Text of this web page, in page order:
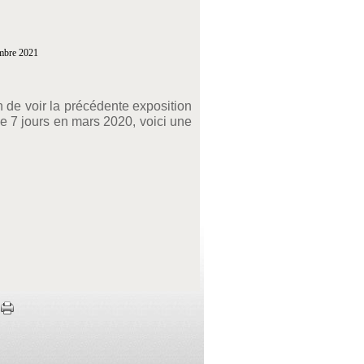
de voir la précédente exposition
7 jours en mars 2020, voici une